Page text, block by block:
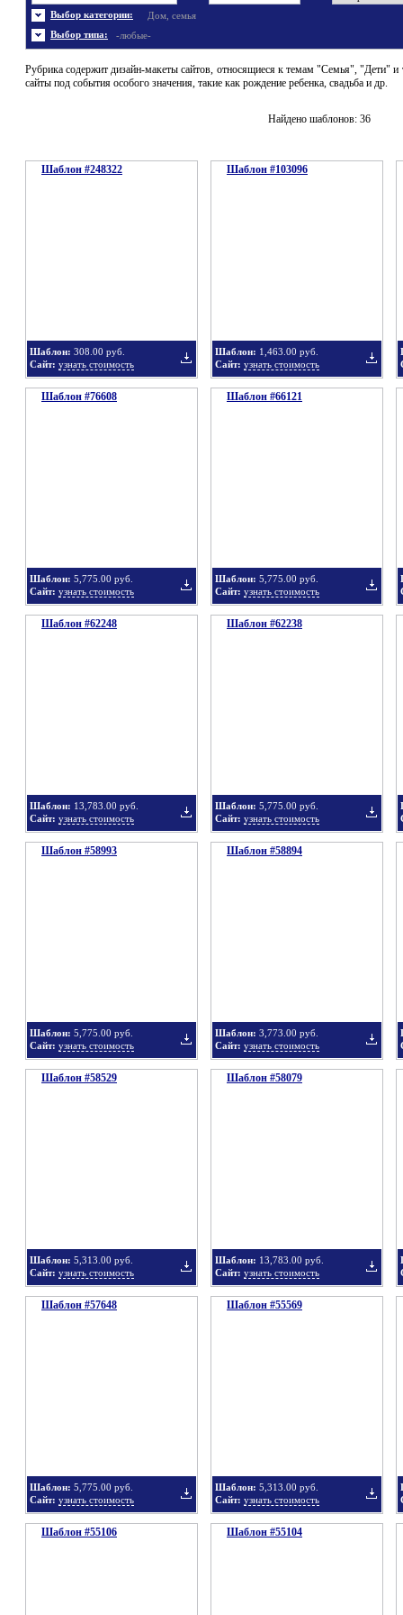
Выбор категории: Дом, семья
Энергетика
Выбор типа: -любые-
Шаблоны не скачивались
Шаблоны флеш сайтов
Рубрика содержит дизайн-макеты сайтов, относящиеся к темам "Семья", "Дети" и
сайты под события особого значения, такие как рождение ребенка, свадьба и др.
Найдено шаблонов: 36
Шаблон #248322
Шаблон: 308.00 руб.
Сайт: узнать стоимость
Шаблон #103096
Шаблон: 1,463.00 руб.
Сайт: узнать стоимость
Шаблон #76608
Шаблон: 5,775.00 руб.
Сайт: узнать стоимость
Шаблон #66121
Шаблон: 5,775.00 руб.
Сайт: узнать стоимость
Шаблон #62248
Шаблон: 13,783.00 руб.
Сайт: узнать стоимость
Шаблон #62238
Шаблон: 5,775.00 руб.
Сайт: узнать стоимость
Шаблон #58993
Шаблон: 5,775.00 руб.
Сайт: узнать стоимость
Шаблон #58894
Шаблон: 3,773.00 руб.
Сайт: узнать стоимость
Шаблон #58529
Шаблон: 5,313.00 руб.
Сайт: узнать стоимость
Шаблон #58079
Шаблон: 13,783.00 руб.
Сайт: узнать стоимость
Шаблон #57648
Шаблон: 5,775.00 руб.
Сайт: узнать стоимость
Шаблон #55569
Шаблон: 5,313.00 руб.
Сайт: узнать стоимость
Шаблон #55106 Шаблон #55104